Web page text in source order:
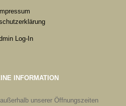
Impressum
Log-In
INFORMATION
außerhalb unserer Öffnungszeiten